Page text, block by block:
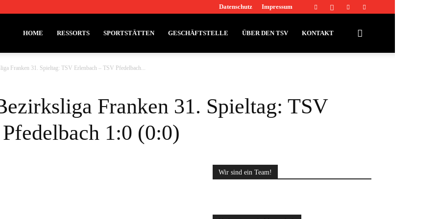
Datenschutz Impressum
HOME RESSORTS SPORTSTÄTTEN GESCHÄFTSTELLE ÜBER DEN TSV KONTAKT
Franken 31. Spieltag: TSV Erlenbach – TSV Pfedelbach...
Franken 31. Spieltag: TSV
1:0 (0:0)
Wir sind ein Team!